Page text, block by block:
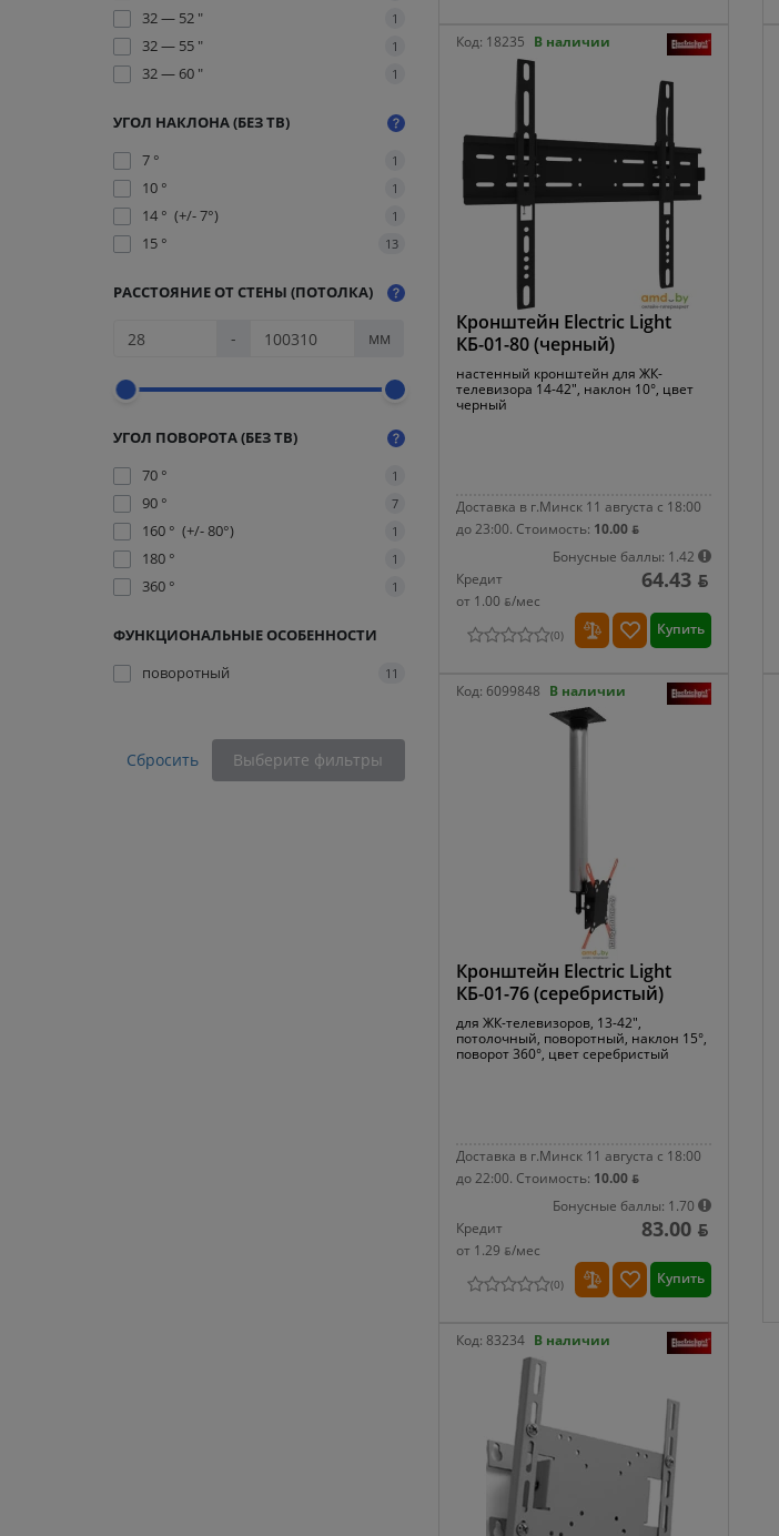
32 — 52 " 1
32 — 55 " 1
32 — 60 " 1
УГОЛ НАКЛОНА (БЕЗ ТВ)
7 °
1
10 ° 1
14 ° (+/- 7°) 1
15 ° 13
РАССТОЯНИЕ ОТ СТЕНЫ (ПОТОЛКА)
- мм
УГОЛ ПОВОРОТА (БЕЗ ТВ)
70 °
1
90 ° 7
160 ° (+/- 80°) 1
180 ° 1
360 ° 1
ФУНКЦИОНАЛЬНЫЕ ОСОБЕННОСТИ
поворотный
11
Сбросить Выберите фильтры
Код: 18235 В наличии
Кронштейн Electric Light
КБ-01-80 (черный)
настенный кронштейн для ЖК-
телевизора 14-42", наклон 10°, цвет
черный
Доставка в г.Минск 11 августа с 18:00
до 23:00. Стоимость: 10.00 ƃ
Бонусные баллы: 1.42
Кредит
от 1.00 ƃ/мec
64.43 ƃ
(0) Купить
Код: 6099848 В наличии
Кронштейн Electric Light
КБ-01-76 (серебристый)
для ЖК-телевизоров, 13-42",
потолочный, поворотный, наклон 15°,
поворот 360°, цвет серебристый
Доставка в г.Минск 11 августа с 18:00
до 22:00. Стоимость: 10.00 ƃ
Бонусные баллы: 1.70
Кредит
от 1.29 ƃ/мec
83.00 ƃ
(0) Купить
Код: 83234 В наличии